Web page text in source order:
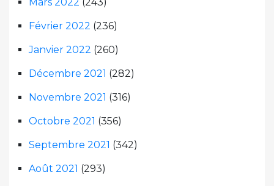
Mars 2022 (243)
Février 2022 (236)
Janvier 2022 (260)
Décembre 2021 (282)
Novembre 2021 (316)
Octobre 2021 (356)
Septembre 2021 (342)
Août 2021 (293)